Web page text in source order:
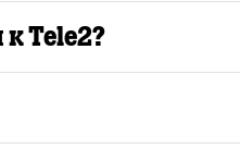
Tele2?